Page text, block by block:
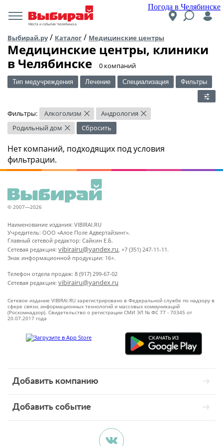
Погода в Челябинске
Места и события Челябинска
Выбирай.ру/ Каталог / Медицинские центры
Медицинские центры, клиники
в Челябинске
​0 компаний
Тип медучреждения Лечение Специализация Фильтры
Фильтры: Алкоголизм × Андрология ×
Родильный дом × Сбросить
Нет компаний, подходящих под условия
фильтрации.
© 2007—2026
Наименование издания: VIBIRAI.RU
Учредитель: ООО «Алое Поле Адвертайзинг».
Главный сетевой редактор: Сайкин Е.Б.
Сетевая редакция: vibirairu@yandex.ru, +7 (351) 247-11-11.
Знак информационной продукции: 16+.
Телефон отдела продаж: 8 (917) 299-67-02
Сетевая редакция: vibirairu@yandex.ru
Сетевое издание VIBIRAI.RU зарегистрировано в Федеральной службе по надзору в
сфере связи, информационных технологий и массовых коммуникаций
(Роскомнадзор). Свидетельство о регистрации СМИ ЭЛ № ФС 77 - 70345 от
20.07.2017 года
Добавить компанию
Добавить событие